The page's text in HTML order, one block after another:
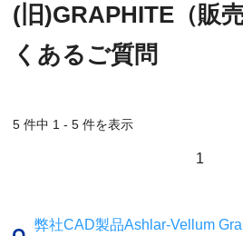
(旧)GRAPHITE（販
くあるご質問
5 件中 1 - 5 件を表示
1
弊社CAD製品Ashlar-Vellum